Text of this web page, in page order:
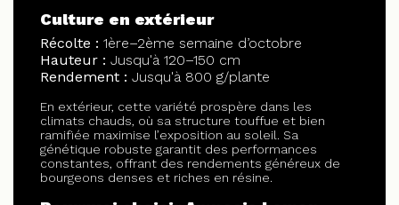
Culture en extérieur
Récolte : 1ère–2ème semaine d’octobre
Hauteur : Jusqu'à 120–150 cm
Rendement : Jusqu'à 800 g/plante
En extérieur, cette variété prospère dans les
climats chauds, où sa structure touffue et bien
ramifiée maximise l’exposition au soleil. Sa
génétique robuste garantit des performances
constantes, offrant des rendements généreux de
bourgeons denses et riches en résine.